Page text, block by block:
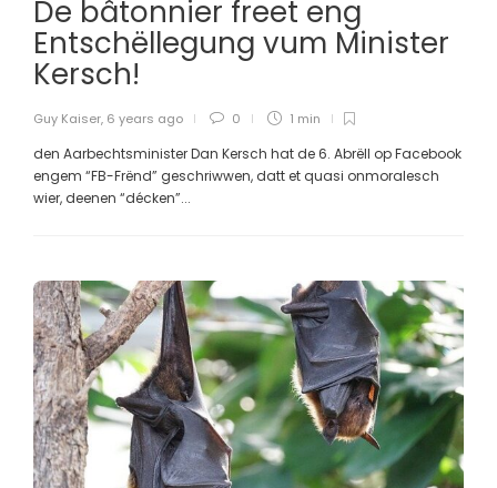
De bâtonnier freet eng
Entschëllegung vum Minister
Kersch!
Guy Kaiser, 6 years ago 0 1 min
den Aarbechtsminister Dan Kersch hat de 6. Abrëll op Facebook
engem “FB-Frënd” geschriwwen, datt et quasi onmoralesch
wier, deenen “décken”...